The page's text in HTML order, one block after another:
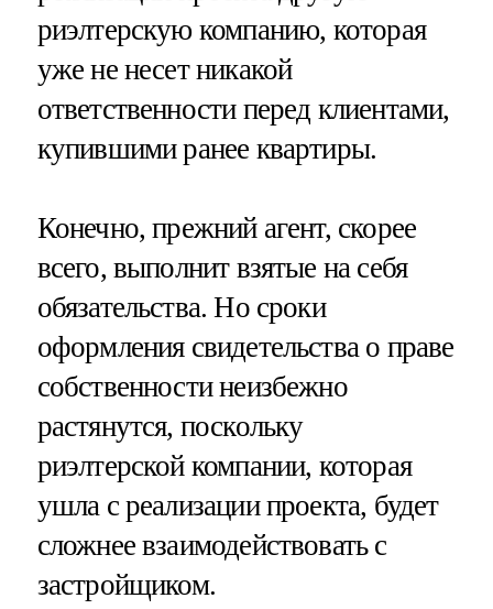
риэлтерскую компанию, которая
уже не несет никакой
ответственности перед клиентами,
купившими ранее квартиры.
Конечно, прежний агент, скорее
всего, выполнит взятые на себя
обязательства. Но сроки
оформления свидетельства о праве
собственности неизбежно
растянутся, поскольку
риэлтерской компании, которая
ушла с реализации проекта, будет
сложнее взаимодействовать с
застройщиком.